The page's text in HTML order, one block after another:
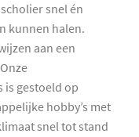
snel én
kunnen halen.
aan een
is gestoeld op
hobby’s met
snel tot stand